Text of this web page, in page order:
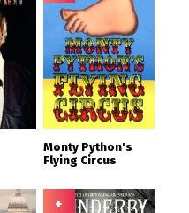
Monty Python's
Flying Circus
+